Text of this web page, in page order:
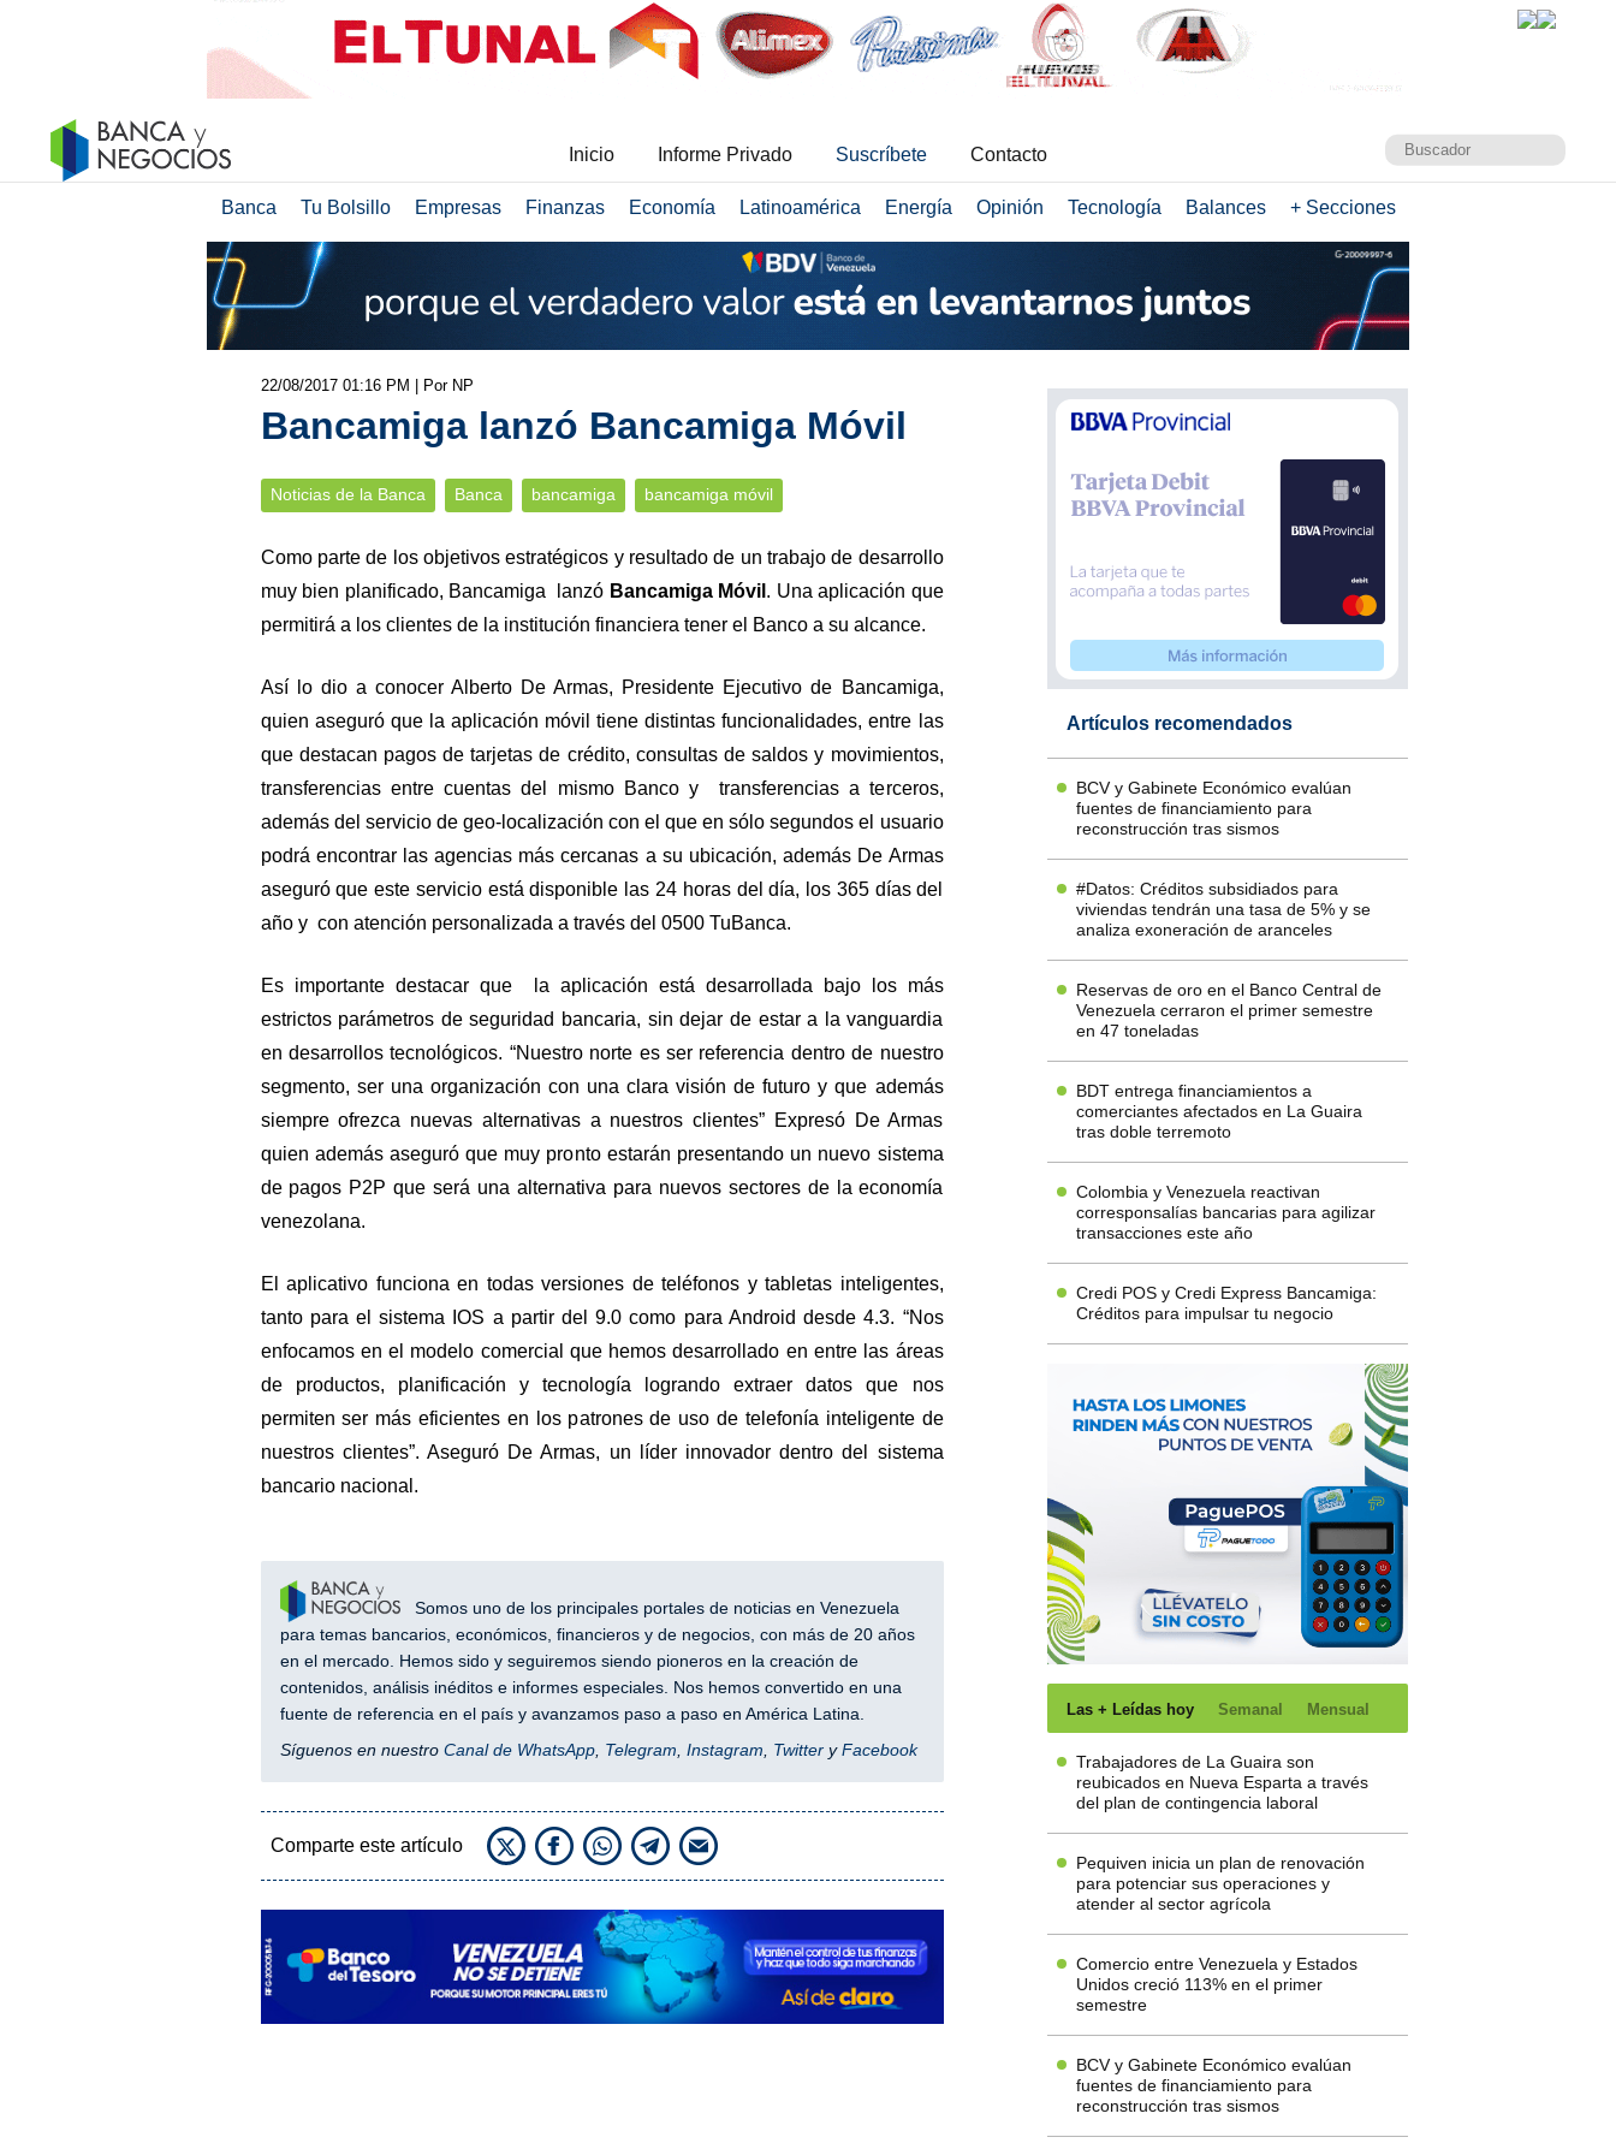
Inicio Informe Privado Suscríbete Contacto
Banca Tu Bolsillo Empresas Finanzas Economía Latinoamérica Energía Opinión Tecnología Balances + Secciones
22/08/2017 01:16 PM | Por NP
Bancamiga lanzó Bancamiga Móvil
Noticias de la Banca Banca bancamiga bancamiga móvil
Como parte de los objetivos estratégicos y resultado de un trabajo de desarrollo
muy bien planificado, Bancamiga lanzó Bancamiga Móvil . Una aplicación que
permitirá a los clientes de la institución financiera tener el Banco a su alcance.
Así lo dio a conocer Alberto De Armas, Presidente Ejecutivo de Bancamiga,
quien aseguró que la aplicación móvil tiene distintas funcionalidades, entre las
que destacan pagos de tarjetas de crédito, consultas de saldos y movimientos,
transferencias entre cuentas del mismo Banco y transferencias a terceros,
además del servicio de geo-localización con el que en sólo segundos el usuario
podrá encontrar las agencias más cercanas a su ubicación, además De Armas
aseguró que este servicio está disponible las 24 horas del día, los 365 días del
año y con atención personalizada a través del 0500 TuBanca.
Es importante destacar que la aplicación está desarrollada bajo los más
estrictos parámetros de seguridad bancaria, sin dejar de estar a la vanguardia
en desarrollos tecnológicos. “Nuestro norte es ser referencia dentro de nuestro
segmento, ser una organización con una clara visión de futuro y que además
siempre ofrezca nuevas alternativas a nuestros clientes” Expresó De Armas
quien además aseguró que muy pronto estarán presentando un nuevo sistema
de pagos P2P que será una alternativa para nuevos sectores de la economía
venezolana.
El aplicativo funciona en todas versiones de teléfonos y tabletas inteligentes,
tanto para el sistema IOS a partir del 9.0 como para Android desde 4.3. “Nos
enfocamos en el modelo comercial que hemos desarrollado en entre las áreas
de productos, planificación y tecnología logrando extraer datos que nos
permiten ser más eficientes en los patrones de uso de telefonía inteligente de
nuestros clientes”. Aseguró De Armas, un líder innovador dentro del sistema
bancario nacional.
Somos uno de los principales portales de noticias en Venezuela
para temas bancarios, económicos, financieros y de negocios, con más de 20 años
en el mercado. Hemos sido y seguiremos siendo pioneros en la creación de
contenidos, análisis inéditos e informes especiales. Nos hemos convertido en una
fuente de referencia en el país y avanzamos paso a paso en América Latina.
Síguenos en nuestro Canal de WhatsApp, Telegram, Instagram, TwitteryFacebook
Comparte este artículo
Artículos recomendados
BCV y Gabinete Económico evalúan
fuentes de financiamiento para
reconstrucción tras sismos
#Datos: Créditos subsidiados para
viviendas tendrán una tasa de 5% y se
analiza exoneración de aranceles
Reservas de oro en el Banco Central de
Venezuela cerraron el primer semestre
en 47 toneladas
BDT entrega financiamientos a
comerciantes afectados en La Guaira
tras doble terremoto
Colombia y Venezuela reactivan
corresponsalías bancarias para agilizar
transacciones este año
Credi POS y Credi Express Bancamiga:
Créditos para impulsar tu negocio
Las + Leídas hoy Semanal Mensual
Trabajadores de La Guaira son
reubicados en Nueva Esparta a través
del plan de contingencia laboral
Pequiven inicia un plan de renovación
para potenciar sus operaciones y
atender al sector agrícola
Comercio entre Venezuela y Estados
Unidos creció 113% en el primer
semestre
BCV y Gabinete Económico evalúan
fuentes de financiamiento para
reconstrucción tras sismos